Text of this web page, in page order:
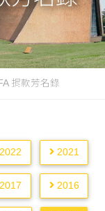
捐款芳名錄
2022 2021
2017 2016